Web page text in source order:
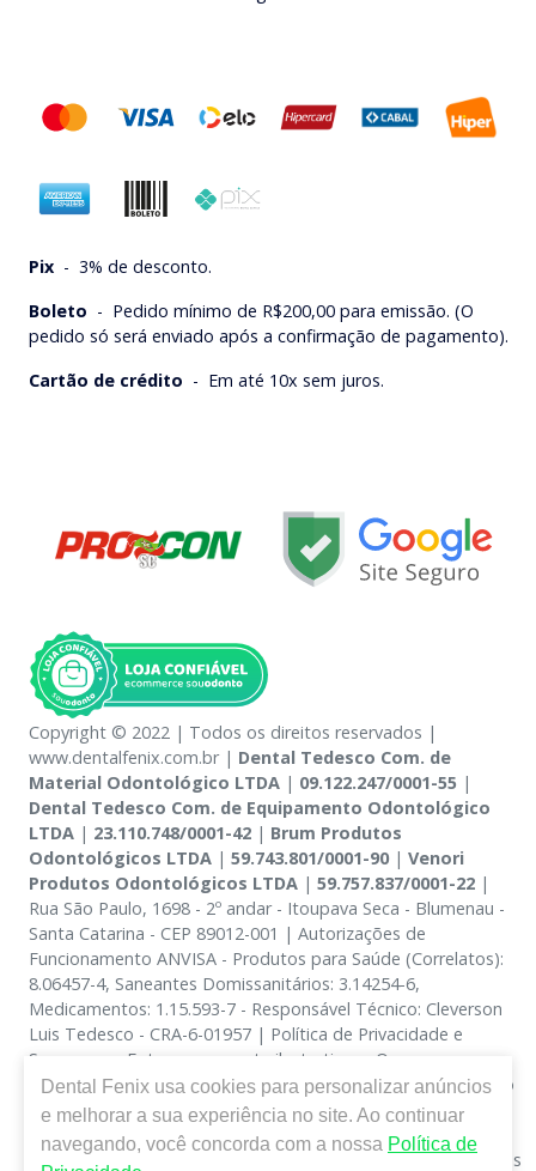
Pix - 3% de desconto.
Boleto - Pedido mínimo de R$200,00 para emissão. (O
pedido só será enviado após a confirmação de pagamento).
Cartão de crédito - Em até 10x sem juros.
Copyright © 2022 | Todos os direitos reservados |
www.dentalfenix.com.br | Dental Tedesco Com. de
Material Odontológico LTDA | 09.122.247/0001-55 |
Dental Tedesco Com. de Equipamento Odontológico
LTDA | 23.110.748/0001-42 | Brum Produtos
Odontológicos LTDA | 59.743.801/0001-90| Venori
Produtos Odontológicos LTDA | 59.757.837/0001-22 |
Rua São Paulo, 1698 - 2º andar - Itoupava Seca - Blumenau -
Santa Catarina - CEP 89012-001 | Autorizações de
Funcionamento ANVISA - Produtos para Saúde (Correlatos):
8.06457-4, Saneantes Domissanitários: 3.14254-6,
Medicamentos: 1.15.593-7 - Responsável Técnico: Cleverson
Luis Tedesco - CRA-6-01957 | Política de Privacidade e
Segurança - Fotos meramente ilustrativas - Os preços e
condições da loja virtual estão sujeitos a alterações. Em caso
de divergência de preços no site, o valor válido é o do
Carrinho de Compra. Não vendemos por atacado, por isso
nos reservamos o direito de não atender compras de grandes
Dental Fenix usa cookies para personalizar anúncios
e melhorar a sua experiência no site. Ao continuar
navegando, você concorda com a nossa Política de